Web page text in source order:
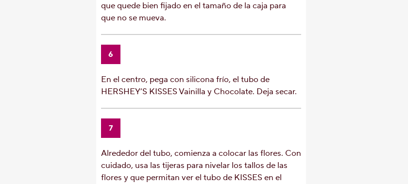
que quede bien fijado en el tamaño de la caja para
que no se mueva.
6
En el centro, pega con silicona frío, el tubo de
HERSHEY’S KISSES Vainilla y Chocolate. Deja secar.
7
Alrededor del tubo, comienza a colocar las flores. Con
cuidado, usa las tijeras para nivelar los tallos de las
flores y que permitan ver el tubo de KISSES en el